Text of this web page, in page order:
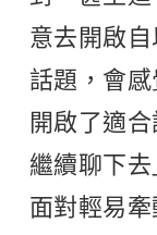
意去開啟自
話題，會
開啟了適
繼續聊下去
面對輕易